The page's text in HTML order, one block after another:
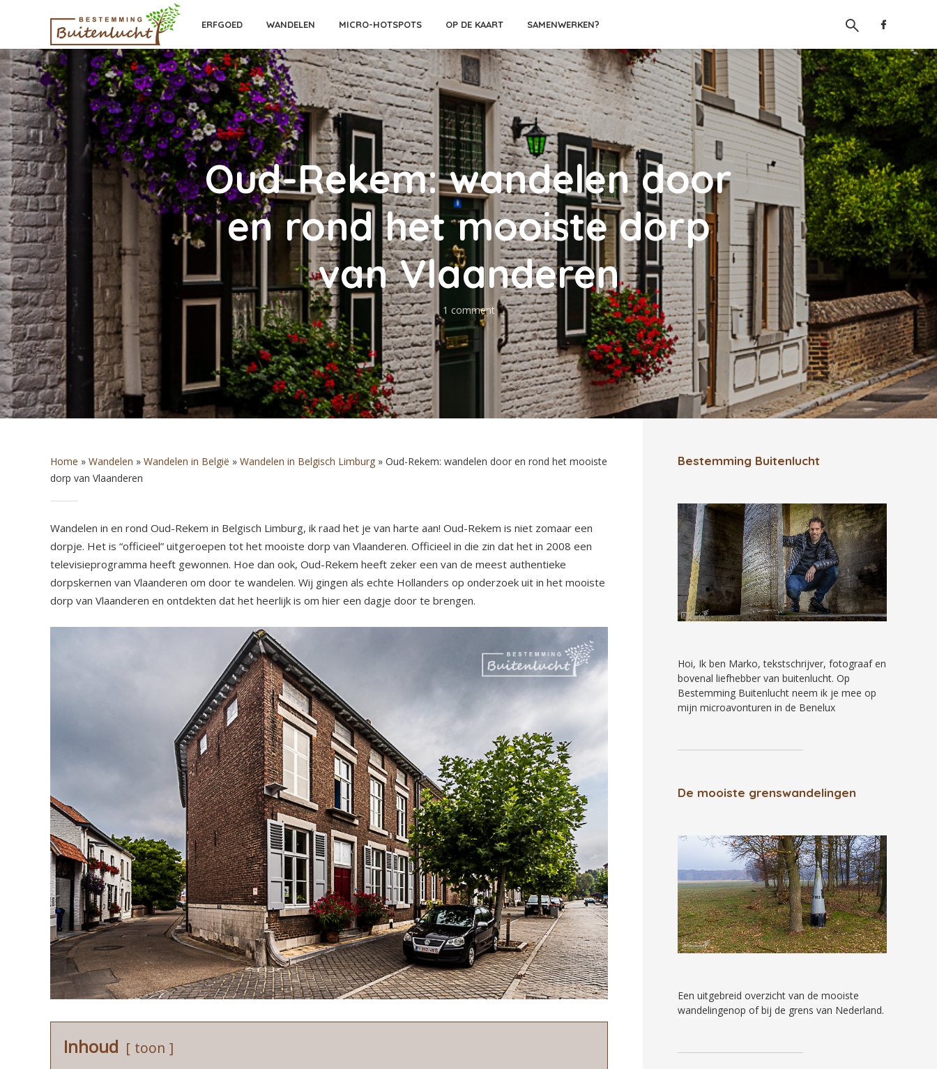
ERFGOED WANDELEN MICRO-HOTSPOTS OP DE KAART SAMENWERKEN?
Oud-Rekem: wandelen door
en rond het mooiste dorp
van Vlaanderen
1 comment
Home » Wandelen » Wandelen in België » Wandelen in Belgisch Limburg » Oud-Rekem: wandelen door en rond het mooiste
dorp van Vlaanderen
Wandelen in en rond Oud-Rekem in Belgisch Limburg, ik raad het je van harte aan! Oud-Rekem is niet zomaar een
dorpje. Het is “officieel” uitgeroepen tot het mooiste dorp van Vlaanderen. Officieel in die zin dat het in 2008 een
televisieprogramma heeft gewonnen. Hoe dan ook, Oud-Rekem heeft zeker een van de meest authentieke
dorpskernen van Vlaanderen om door te wandelen. Wij gingen als echte Hollanders op onderzoek uit in het mooiste
dorp van Vlaanderen en ontdekten dat het heerlijk is om hier een dagje door te brengen.
Inhoud toon
Bestemming Buitenlucht
Hoi, Ik ben Marko, tekstschrijver, fotograaf en
bovenal liefhebber van buitenlucht. Op
Bestemming Buitenlucht neem ik je mee op
mijn microavonturen in de Benelux
De mooiste grenswandelingen
Een uitgebreid overzicht van de mooiste
wandelingenop of bij de grens van Nederland.